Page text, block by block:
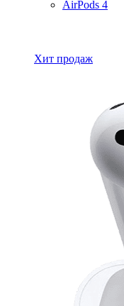
AirPods 4
Хит продаж